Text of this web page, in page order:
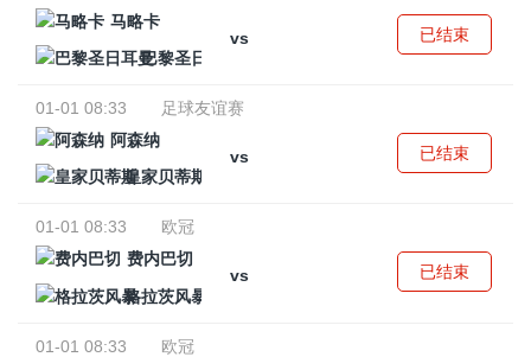
马略卡
vs
巴黎圣日耳曼
已结束
01-01 08:33
足球友谊赛
阿森纳
vs
皇家贝蒂斯
已结束
01-01 08:33
欧冠
费内巴切
vs
格拉茨风暴
已结束
01-01 08:33
欧冠